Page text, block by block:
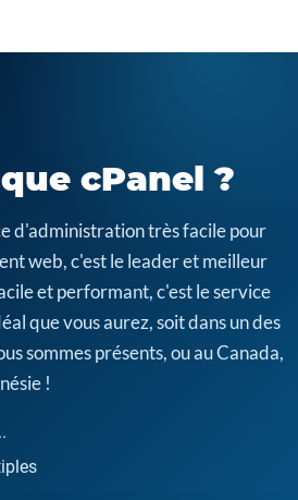
cPanel ?
d'administration très facile pour
web, c'est le leader et meilleur
et performant, c'est le service
que vous aurez, soit dans un des
sommes présents, ou au Canada,
!